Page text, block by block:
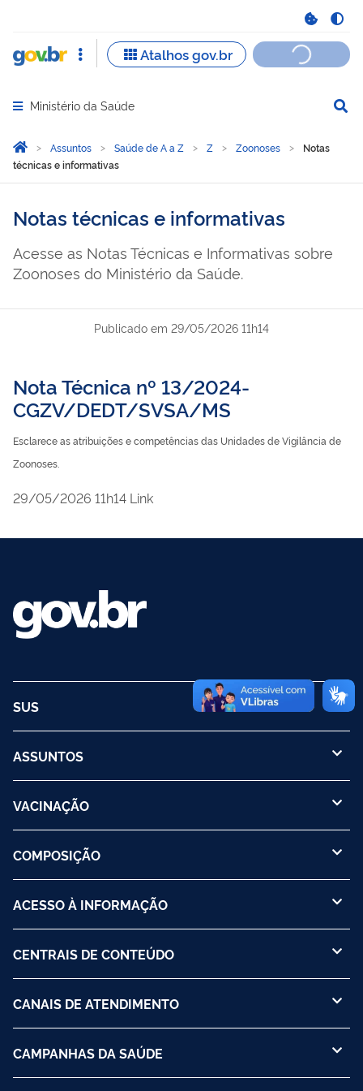
Abrir menu principal de navegação
Ministério da Saúde
Você está aqui:
Página Inicial
Assuntos Saúde de A a Z Z Zoonoses
Notas
técnicas e informativas
Notas técnicas e informativas
Acesse as Notas Técnicas e Informativas sobre
Zoonoses do Ministério da Saúde.
Publicado em 29/05/2026 11h14
Nota Técnica nº 13/2024-
CGZV/DEDT/SVSA/MS
Esclarece as atribuições e competências das Unidades de Vigilância de
Zoonoses.
publicado
29/05/2026 11h14 Link
SUS
ASSUNTOS
VACINAÇÃO
COMPOSIÇÃO
ACESSO À INFORMAÇÃO
CENTRAIS DE CONTEÚDO
CANAIS DE ATENDIMENTO
CAMPANHAS DA SAÚDE